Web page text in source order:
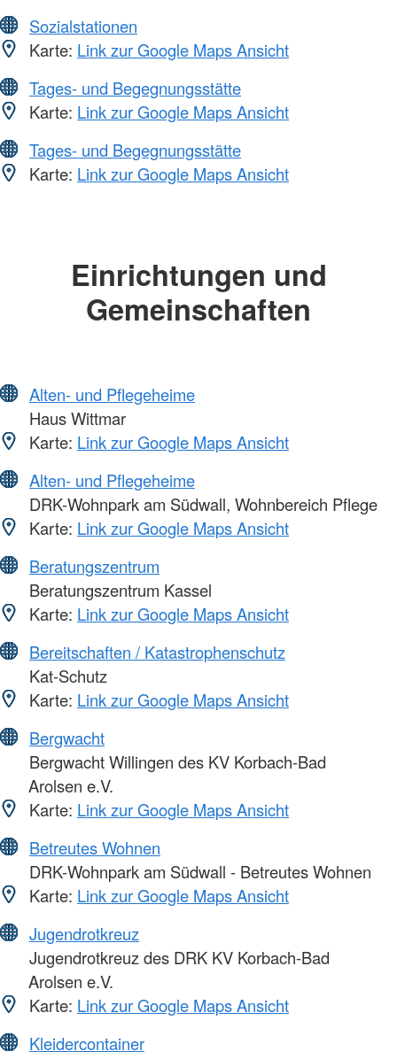
Sozialstationen
Karte: Link zur Google Maps Ansicht
Tages- und Begegnungsstätte
Karte: Link zur Google Maps Ansicht
Tages- und Begegnungsstätte
Karte: Link zur Google Maps Ansicht
Einrichtungen und
Gemeinschaften
Alten- und Pflegeheime
Haus Wittmar
Karte: Link zur Google Maps Ansicht
Alten- und Pflegeheime
DRK-Wohnpark am Südwall, Wohnbereich Pflege
Karte: Link zur Google Maps Ansicht
Beratungszentrum
Beratungszentrum Kassel
Karte: Link zur Google Maps Ansicht
Bereitschaften / Katastrophenschutz
Kat-Schutz
Karte: Link zur Google Maps Ansicht
Bergwacht
Bergwacht Willingen des KV Korbach-Bad
Arolsen e.V.
Karte: Link zur Google Maps Ansicht
Betreutes Wohnen
DRK-Wohnpark am Südwall - Betreutes Wohnen
Karte: Link zur Google Maps Ansicht
Jugendrotkreuz
Jugendrotkreuz des DRK KV Korbach-Bad
Arolsen e.V.
Karte: Link zur Google Maps Ansicht
Kleidercontainer